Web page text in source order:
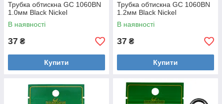
Трубка обтискна GC 1060BN
1.0мм Black Nickel
В наявності
37 ₴
Купити
Трубка обтискна GC 1060BN
1.2мм Black Nickel
В наявності
37 ₴
Купити